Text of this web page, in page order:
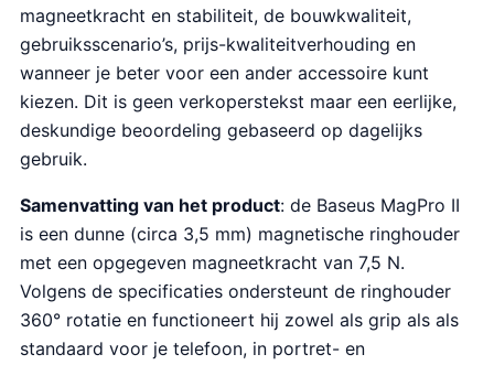
magneetkracht en stabiliteit, de bouwkwaliteit,
gebruiksscenario’s, prijs-kwaliteitverhouding en
wanneer je beter voor een ander accessoire kunt
kiezen. Dit is geen verkoperstekst maar een eerlijke,
deskundige beoordeling gebaseerd op dagelijks
gebruik.
Samenvatting van het product: de Baseus MagPro II
is een dunne (circa 3,5 mm) magnetische ringhouder
met een opgegeven magneetkracht van 7,5 N.
Volgens de specificaties ondersteunt de ringhouder
360° rotatie en functioneert hij zowel als grip als als
standaard voor je telefoon, in portret- en